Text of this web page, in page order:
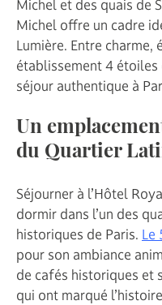
Michel et des quais de
Michel offre un cadre
Lumière. Entre
établissement 4 étoiles
séjour authentique à
Un
du Quartier
Séjourner à l’Hôtel
dormir dans l’un des
historiques de Paris. Le
pour son ambiance
de cafés historiques et
qui ont marqué